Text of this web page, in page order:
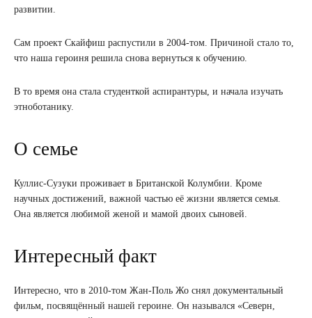
развитии.
Сам проект Скайфиш распустили в 2004-том. Причиной стало то,
что наша героиня решила снова вернуться к обучению.
В то время она стала студенткой аспирантуры, и начала изучать
этноботанику.
О семье
Куллис-Сузуки проживает в Британской Колумбии. Кроме
научных достижений, важной частью её жизни является семья.
Она является любимой женой и мамой двоих сыновей.
Интересный факт
Интересно, что в 2010-том Жан-Поль Жо снял документальный
фильм, посвящённый нашей героине. Он назывался «Северн,